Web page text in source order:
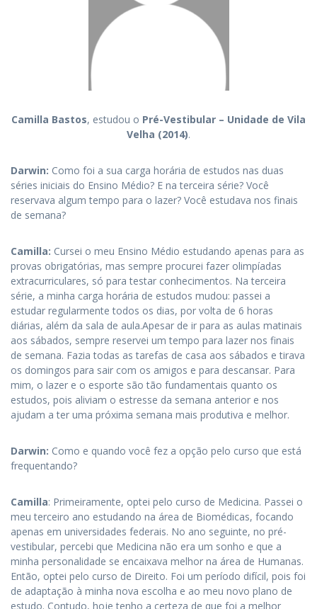
Camilla Bastos, estudou o Pré-Vestibular – Unidade de Vila
Velha (2014).
Darwin: Como foi a sua carga horária de estudos nas duas
séries iniciais do Ensino Médio? E na terceira série? Você
reservava algum tempo para o lazer? Você estudava nos finais
de semana?
Camilla: Cursei o meu Ensino Médio estudando apenas para as
provas obrigatórias, mas sempre procurei fazer olimpíadas
extracurriculares, só para testar conhecimentos. Na terceira
série, a minha carga horária de estudos mudou: passei a
estudar regularmente todos os dias, por volta de 6 horas
diárias, além da sala de aula.Apesar de ir para as aulas matinais
aos sábados, sempre reservei um tempo para lazer nos finais
de semana. Fazia todas as tarefas de casa aos sábados e tirava
os domingos para sair com os amigos e para descansar. Para
mim, o lazer e o esporte são tão fundamentais quanto os
estudos, pois aliviam o estresse da semana anterior e nos
ajudam a ter uma próxima semana mais produtiva e melhor.
Darwin: Como e quando você fez a opção pelo curso que está
frequentando?
Camilla: Primeiramente, optei pelo curso de Medicina. Passei o
meu terceiro ano estudando na área de Biomédicas, focando
apenas em universidades federais. No ano seguinte, no pré-
vestibular, percebi que Medicina não era um sonho e que a
minha personalidade se encaixava melhor na área de Humanas.
Então, optei pelo curso de Direito. Foi um período difícil, pois foi
de adaptação à minha nova escolha e ao meu novo plano de
estudo. Contudo, hoje tenho a certeza de que foi a melhor